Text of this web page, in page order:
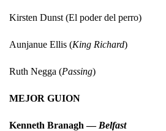
Kirsten Dunst (El poder del perro)
Aunjanue Ellis (King Richard)
Ruth Negga (Passing)
MEJOR GUION
Kenneth Branagh — Belfast